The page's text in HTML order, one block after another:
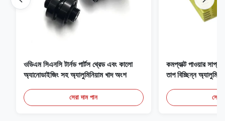
ওডিএম সিএনসি টার্নড পার্টস থ্রেড এবং কালো
অ্যানোডাইজিং সহ অ্যালুমিনিয়াম খাদ অংশ
সেরা দাম পান
কমপ্যাক্ট পাওয়ার
তাপ বিচ্ছিন্ন
সেরা